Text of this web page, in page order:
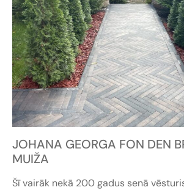
JOHANA GEORGA FON DEN
MUIŽA
Šī vairāk nekā 200 gadus senā